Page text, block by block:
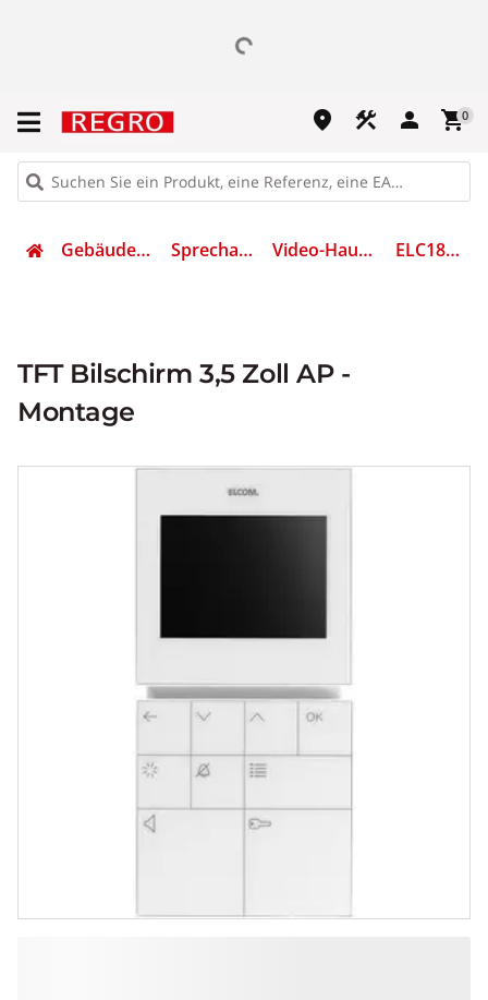
place construction person shopping_cart0
Gebäudetechnik Sprechanlagen Video-Haustelefon ELC1835403
TFT Bilschirm 3,5 Zoll AP -
Montage